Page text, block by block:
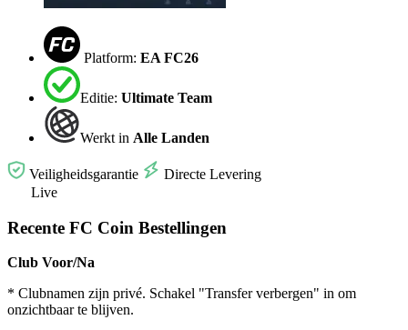
Platform: EA FC26
Editie: Ultimate Team
Werkt in Alle Landen
Veiligheidsgarantie
Directe Levering
Live
Recente FC Coin Bestellingen
Club Voor/Na
* Clubnamen zijn privé. Schakel "Transfer verbergen" in om
onzichtbaar te blijven.